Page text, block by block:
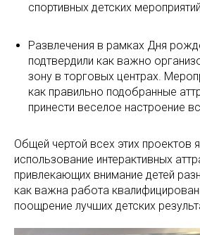
спортивных детских мероприятий
Развлечения в рамках Дня
подтвердили как важно
зону в торговых центрах.
как правильно подобранные
принести веселое настроение
Общей чертой всех этих проектов
использование интерактивных
привлекающих внимание детей
как важна работа
поощрение лучших детских